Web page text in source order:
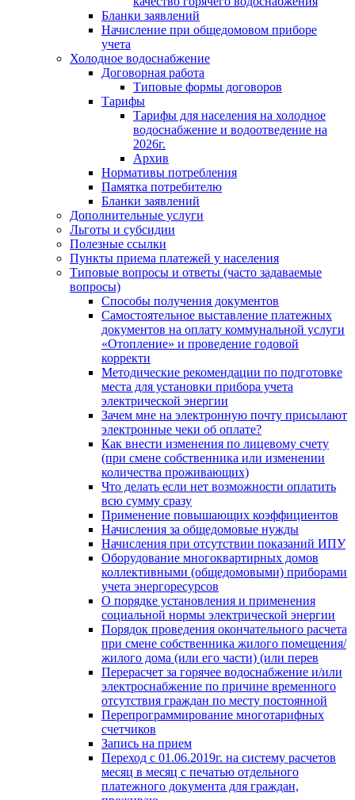
Бланки заявлений
Начисление при общедомовом приборе
учета
Холодное водоснабжение
Договорная работа
Типовые формы договоров
Тарифы
Тарифы для населения на холодное
водоснабжение и водоотведение на
2026г.
Архив
Нормативы потребления
Памятка потребителю
Бланки заявлений
Дополнительные услуги
Льготы и субсидии
Полезные ссылки
Пункты приема платежей у населения
Типовые вопросы и ответы (часто задаваемые
вопросы)
Способы получения документов
Самостоятельное выставление платежных
документов на оплату коммунальной услуги
«Отопление» и проведение годовой
корректи
Методические рекомендации по подготовке
места для установки прибора учета
электрической энергии
Зачем мне на электронную почту присылают
электронные чеки об оплате?
Как внести изменения по лицевому счету
(при смене собственника или изменении
количества проживающих)
Что делать если нет возможности оплатить
всю сумму сразу
Применение повышающих коэффициентов
Начисления за общедомовые нужды
Начисления при отсутствии показаний ИПУ
Оборудование многоквартирных домов
коллективными (общедомовыми) приборами
учета энергоресурсов
О порядке установления и применения
социальной нормы электрической энергии
Порядок проведения окончательного расчета
при смене собственника жилого помещения/
жилого дома (или его части) (или перев
Перерасчет за горячее водоснабжение и/или
электроснабжение по причине временного
отсутствия граждан по месту постоянной
Перепрограммирование многотарифных
счетчиков
Запись на прием
Переход с 01.06.2019г. на систему расчетов
месяц в месяц с печатью отдельного
платежного документа для граждан,